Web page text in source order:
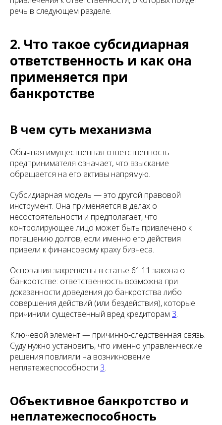
речь в следующем разделе.
2. Что такое субсидиарная
ответственность и как она
применяется при
банкротстве
В чем суть механизма
Обычная имущественная ответственность
предпринимателя означает, что взыскание
обращается на его активы напрямую.
Субсидиарная модель — это другой правовой
инструмент. Она применяется в делах о
несостоятельности и предполагает, что
контролирующее лицо может быть привлечено к
погашению долгов, если именно его действия
привели к финансовому краху бизнеса.
Основания закреплены в статье 61.11 закона о
банкротстве: ответственность возможна при
доказанности доведения до банкротства либо
совершения действий (или бездействия), которые
причинили существенный вред кредиторам 3.
Ключевой элемент — причинно‑следственная связь.
Суду нужно установить, что именно управленческие
решения повлияли на возникновение
неплатежеспособности 3.
Объективное банкротство и
неплатежеспособность